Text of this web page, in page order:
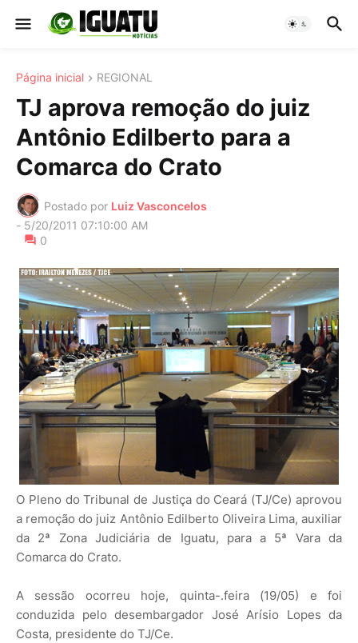
Página inicial REGIONAL
TJ aprova remoção do juiz
Antônio Edilberto para a
Comarca do Crato
Postado por Luiz Vasconcelos
- 5/20/2011 07:10:00 AM
0
O Pleno do Tribunal de Justiça do Ceará (TJ/Ce) aprovou
a remoção do juiz Antônio Edilberto Oliveira Lima, auxiliar
da 2ª Zona Judiciária de Iguatu, para a 5ª Vara da
Comarca do Crato.
A sessão ocorreu hoje, quinta-.feira (19/05) e foi
conduzida pelo desembargador José Arísio Lopes da
Costa, presidente do TJ/Ce.